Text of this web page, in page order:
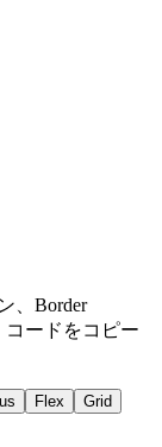
、Border
コードをコピー
Flex Grid